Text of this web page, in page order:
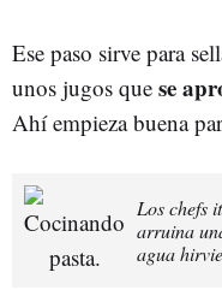
Ese paso sirve para
unos jugos que se
Ahí empieza buena
Los chefs
arruina
agua